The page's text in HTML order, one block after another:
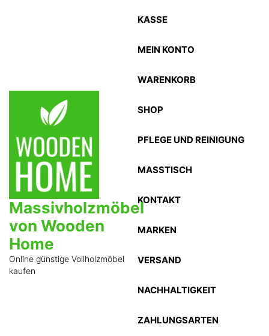
Massivholzmöbel
von Wooden
Home
Online günstige Vollholzmöbel
kaufen
KASSE
MEIN KONTO
WARENKORB
SHOP
PFLEGE UND REINIGUNG
MASSTISCH
KONTAKT
MARKEN
VERSAND
NACHHALTIGKEIT
ZAHLUNGSARTEN